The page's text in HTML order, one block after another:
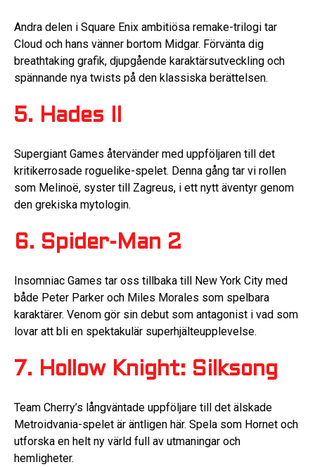
Andra delen i Square Enix ambitiösa remake-trilogi tar
Cloud och hans vänner bortom Midgar. Förvänta dig
breathtaking grafik, djupgående karaktärsutveckling och
spännande nya twists på den klassiska berättelsen.
5. Hades II
Supergiant Games återvänder med uppföljaren till det
kritikerrosade roguelike-spelet. Denna gång tar vi rollen
som Melinoë, syster till Zagreus, i ett nytt äventyr genom
den grekiska mytologin.
6. Spider-Man 2
Insomniac Games tar oss tillbaka till New York City med
både Peter Parker och Miles Morales som spelbara
karaktärer. Venom gör sin debut som antagonist i vad som
lovar att bli en spektakulär superhjälteupplevelse.
7. Hollow Knight: Silksong
Team Cherry’s långväntade uppföljare till det älskade
Metroidvania-spelet är äntligen här. Spela som Hornet och
utforska en helt ny värld full av utmaningar och
hemligheter.